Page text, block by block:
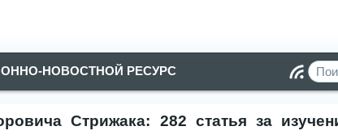
НОВОСТНОЙ РЕСУРС
R
Стрижака: 282 статья за